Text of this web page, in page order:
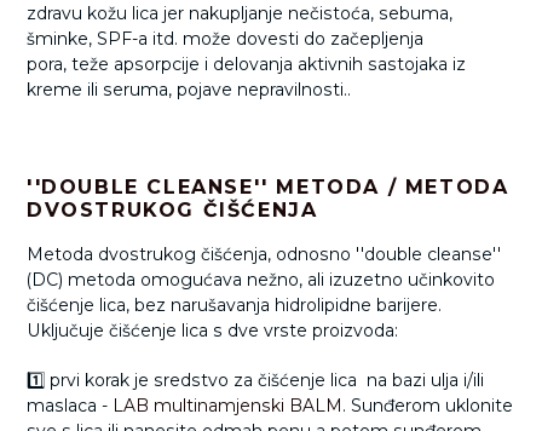
zdravu kožu lica jer nakupljanje nečistoća, sebuma,
šminke, SPF-a itd. može dovesti do začepljenja
pora, teže apsorpcije i delovanja aktivnih sastojaka iz
kreme ili seruma, pojave nepravilnosti..
''DOUBLE CLEANSE'' METODA / METODA
DVOSTRUKOG ČIŠĆENJA
Metoda dvostrukog čišćenja, odnosno ''double cleanse''
(DC) metoda omogućava nežno, ali izuzetno učinkovito
čišćenje lica, bez narušavanja hidrolipidne barijere.
Uključuje čišćenje lica s dve vrste proizvoda:
1️⃣ prvi korak je sredstvo za čišćenje lica na bazi ulja i/ili
maslaca - LAB multinamjenski BALM. Sunđerom uklonite